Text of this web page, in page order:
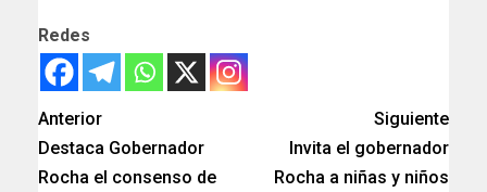
Redes
Anterior
Destaca Gobernador
Rocha el consenso de
Siguiente
Invita el gobernador
Rocha a niñas y niños